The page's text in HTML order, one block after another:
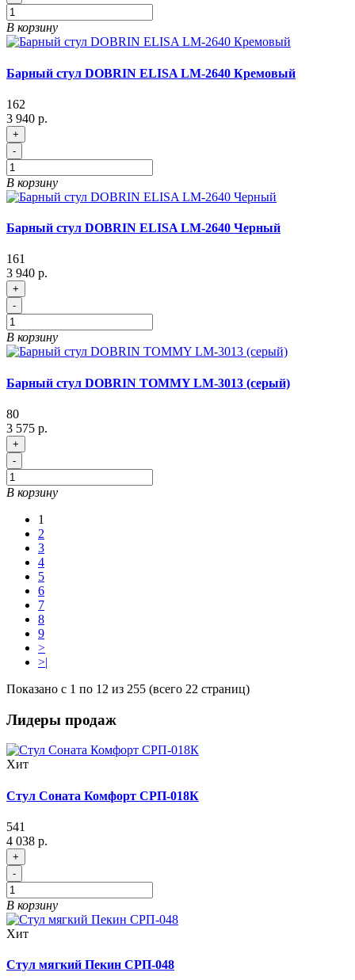
В корзину
Барный стул DOBRIN ELISA LM-2640 Кремовый
162
3 940 р.
+
-
В корзину
Барный стул DOBRIN ELISA LM-2640 Черный
161
3 940 р.
+
-
В корзину
Барный стул DOBRIN TOMMY LM-3013 (серый)
80
3 575 р.
+
-
В корзину
1
2
3
4
5
6
7
8
9
>
>|
Показано с 1 по 12 из 255 (всего 22 страниц)
Лидеры продаж
Хит
Стул Соната Комфорт СРП-018К
541
4 038 р.
+
-
В корзину
Хит
Стул мягкий Пекин СРП-048